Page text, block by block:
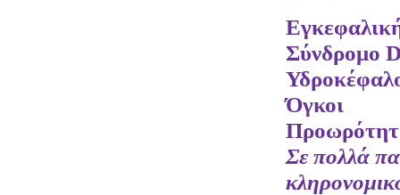
Σύνδρομο
Όγκοι
Σε πολλά